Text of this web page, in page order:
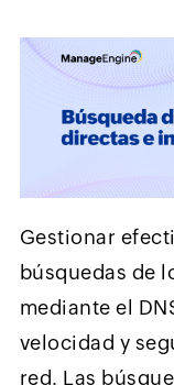
Gestionar
búsquedas de
mediante el
velocidad y
red. Las